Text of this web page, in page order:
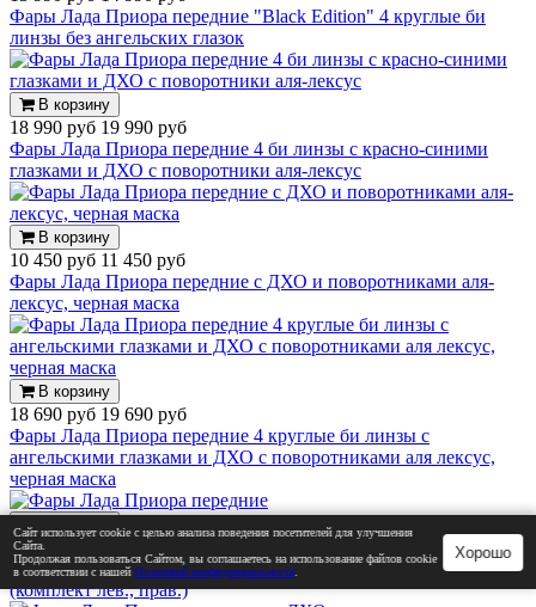
Фары Лада Приора передние "Black Edition" 4 круглые би
линзы без ангельских глазок
В корзину
18 990 руб 19 990 руб
Фары Лада Приора передние 4 би линзы с красно-синими
глазками и ДХО с поворотники аля-лексус
В корзину
10 450 руб 11 450 руб
Фары Лада Приора передние с ДХО и поворотниками аля-
лексус, черная маска
В корзину
18 690 руб 19 690 руб
Фары Лада Приора передние 4 круглые би линзы с
ангельскими глазками и ДХО с поворотниками аля лексус,
черная маска
7 580 руб
Фары Лада Приора передние "РусФар", черная маска
(комплект лев., прав.)
Сайт использует cookie с целью анализа поведения посетителей для улучшения
Сайта.
Продолжая пользоваться Сайтом, вы соглашаетесь на использование файлов cookie
в соответствии с нашейПолитикой конфиденциальности.
Хорошо